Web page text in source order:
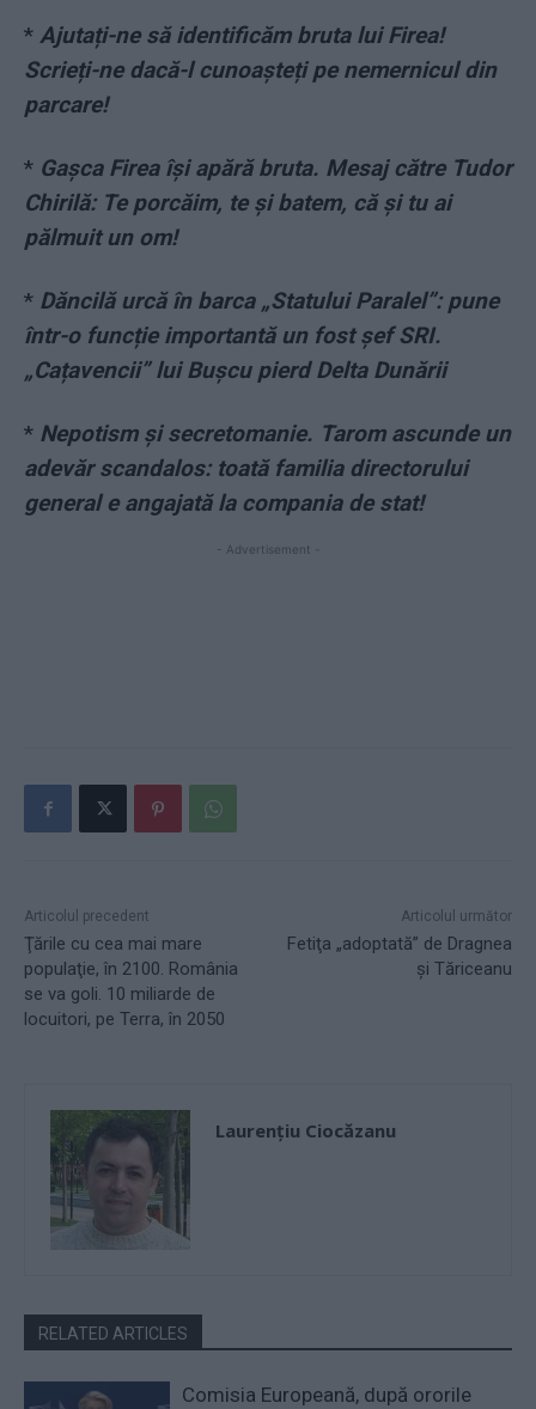
* Ajutați-ne să identificăm bruta lui Firea!
Scrieți-ne dacă-l cunoașteți pe nemernicul din
parcare!
* Gașca Firea își apără bruta. Mesaj către Tudor
Chirilă: Te porcăim, te și batem, că și tu ai
pălmuit un om!
* Dăncilă urcă în barca „Statului Paralel”: pune
într-o funcție importantă un fost șef SRI.
„Cațavencii” lui Bușcu pierd Delta Dunării
* Nepotism și secretomanie. Tarom ascunde un
adevăr scandalos: toată familia directorului
general e angajată la compania de stat!
- Advertisement -
Articolul precedent
Ţările cu cea mai mare
populaţie, în 2100. România
se va goli. 10 miliarde de
locuitori, pe Terra, în 2050
Articolul următor
Fetiţa „adoptată” de Dragnea
şi Tăriceanu
Laurențiu Ciocăzanu
RELATED ARTICLES
Comisia Europeană, după ororile